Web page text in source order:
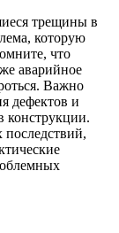
трещины в
которую
что
аварийное
Важно
дефектов и
конструкции.